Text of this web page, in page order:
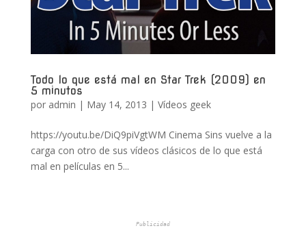
Todo lo que está mal en Star Trek (2009) en
5 minutos
por admin | May 14, 2013 | Vídeos geek
https://youtu.be/DiQ9piVgtWM Cinema Sins vuelve a la
carga con otro de sus vídeos clásicos de lo que está
mal en películas en 5...
Publicidad